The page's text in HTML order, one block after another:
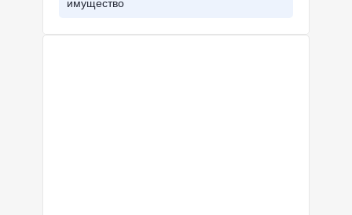
имущество